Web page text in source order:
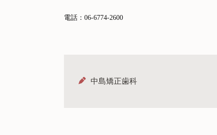
電話：06-6774-2600
中島矯正歯科